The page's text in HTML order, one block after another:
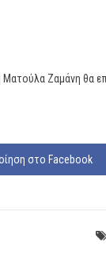
Ζαμάνη θα
στο Facebook